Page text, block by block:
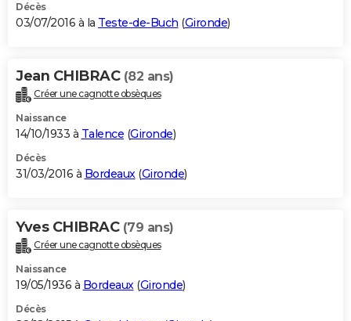
Décès
03/07/2016 à la Teste-de-Buch (Gironde)
Jean CHIBRAC (82 ans)
Créer une cagnotte obsèques
Naissance
14/10/1933 à Talence (Gironde)
Décès
31/03/2016 à Bordeaux(Gironde)
Yves CHIBRAC (79 ans)
Créer une cagnotte obsèques
Naissance
19/05/1936 à Bordeaux(Gironde)
Décès